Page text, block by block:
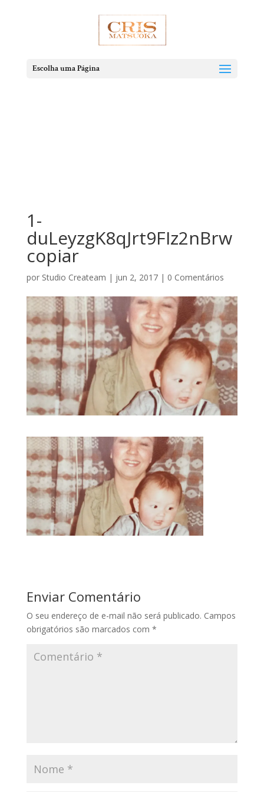
Escolha uma Página
1-
duLeyzgK8qJrt9FIz2nBrw
copiar
por Studio Createam | jun 2, 2017| 0 Comentários
Enviar Comentário
O seu endereço de e-mail não será publicado. Campos
obrigatórios são marcados com *